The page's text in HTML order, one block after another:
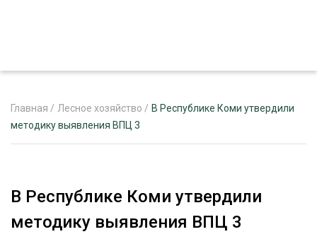
РЕКЛАМОДАТЕЛЯМ
Главная / Лесное хозяйство / В Республике Коми утвердили
методику выявления ВПЦ 3
В Республике Коми утвердили
методику выявления ВПЦ 3